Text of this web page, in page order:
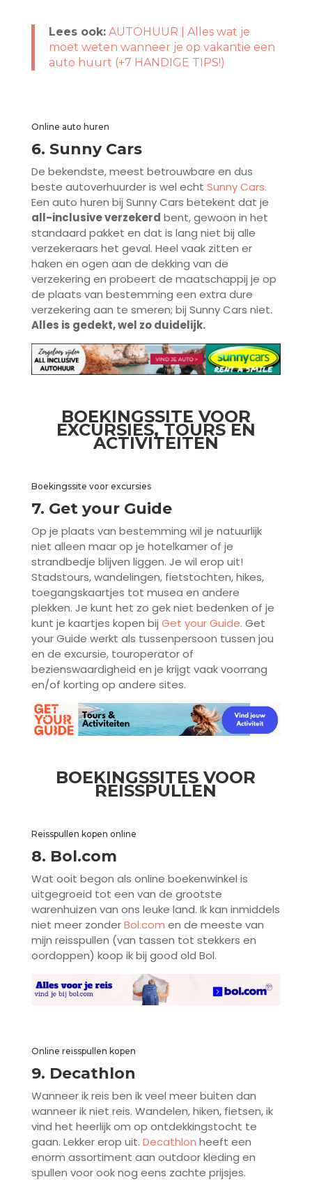
Lees ook: AUTOHUUR | Alles wat je
moet weten wanneer je op vakantie een
auto huurt (+7 HANDIGE TIPS!)
Online auto huren
6. Sunny Cars
De bekendste, meest betrouwbare en dus
beste autoverhuurder is wel echt Sunny Cars.
Een auto huren bij Sunny Cars betekent dat je
all-inclusive verzekerd bent, gewoon in het
standaard pakket en dat is lang niet bij alle
verzekeraars het geval. Heel vaak zitten er
haken en ogen aan de dekking van de
verzekering en probeert de maatschappij je op
de plaats van bestemming een extra dure
verzekering aan te smeren; bij Sunny Cars niet.
Alles is gedekt, wel zo duidelijk.
BOEKINGSSITE VOOR
EXCURSIES, TOURS EN
ACTIVITEITEN
Boekingssite voor excursies
7. Get your Guide
Op je plaats van bestemming wil je natuurlijk
niet alleen maar op je hotelkamer of je
strandbedje blijven liggen. Je wil erop uit!
Stadstours, wandelingen, fietstochten, hikes,
toegangskaartjes tot musea en andere
plekken. Je kunt het zo gek niet bedenken of je
kunt je kaartjes kopen bij Get your Guide. Get
your Guide werkt als tussenpersoon tussen jou
en de excursie, touroperator of
bezienswaardigheid en je krijgt vaak voorrang
en/of korting op andere sites.
BOEKINGSSITES VOOR
REISSPULLEN
Reisspullen kopen online
8. Bol.com
Wat ooit begon als online boekenwinkel is
uitgegroeid tot een van de grootste
warenhuizen van ons leuke land. Ik kan inmiddels
niet meer zonderBol.com en de meeste van
mijn reisspullen (van tassen tot stekkers en
oordoppen) koop ik bij good old Bol.
Online reisspullen kopen
9. Decathlon
Wanneer ik reis ben ik veel meer buiten dan
wanneer ik niet reis. Wandelen, hiken, fietsen, ik
vind het heerlijk om op ontdekkingstocht te
gaan. Lekker erop uit. Decathlon heeft een
enorm assortiment aan outdoor kleding en
spullen voor ook nog eens zachte prijsjes.